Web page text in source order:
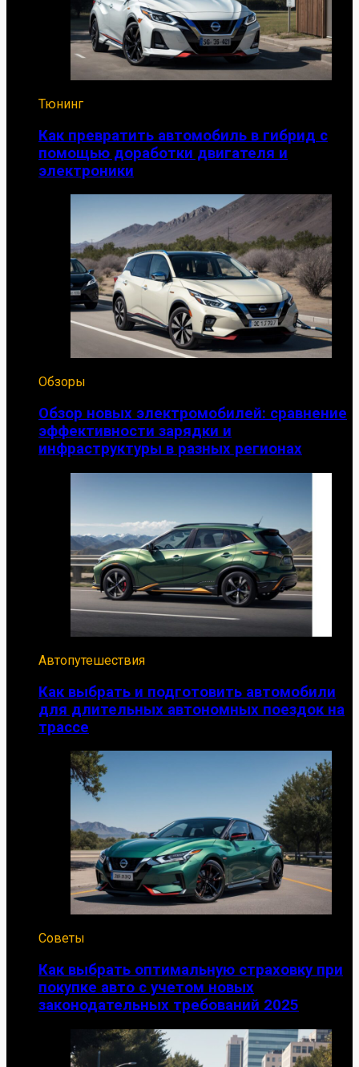
Тюнинг
Как превратить автомобиль в гибрид с
помощью доработки двигателя и
электроники
Обзоры
Обзор новых электромобилей: сравнение
эффективности зарядки и
инфраструктуры в разных регионах
Автопутешествия
Как выбрать и подготовить автомобили
для длительных автономных поездок на
трассе
Советы
Как выбрать оптимальную страховку при
покупке авто с учетом новых
законодательных требований 2025